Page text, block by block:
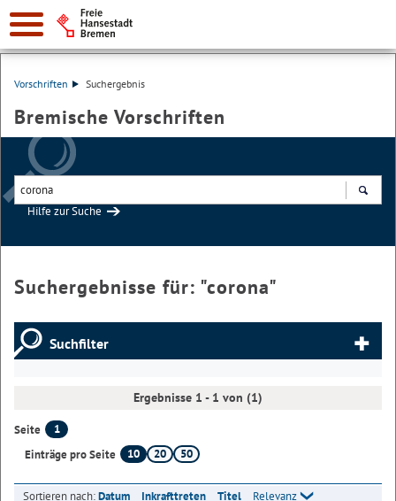
Vorschriften Suchergebnis
Bremische Vorschriften
Hilfe zur Suche
Suchergebnisse für: "corona"
Suchfilter
Ergebnisse 1 - 1 von (1)
Seite
1
Einträge pro Seite
10 20 50
Sortieren nach:Datum Inkrafttreten Titel Relevanz